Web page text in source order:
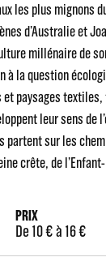
les plus mignons
d’Australie et
millénaire de
à la question
et paysages
leur sens de
partent sur les
crête, de
PRIX
De 10 € à 16 €